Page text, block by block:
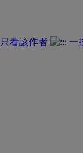
只看該作者